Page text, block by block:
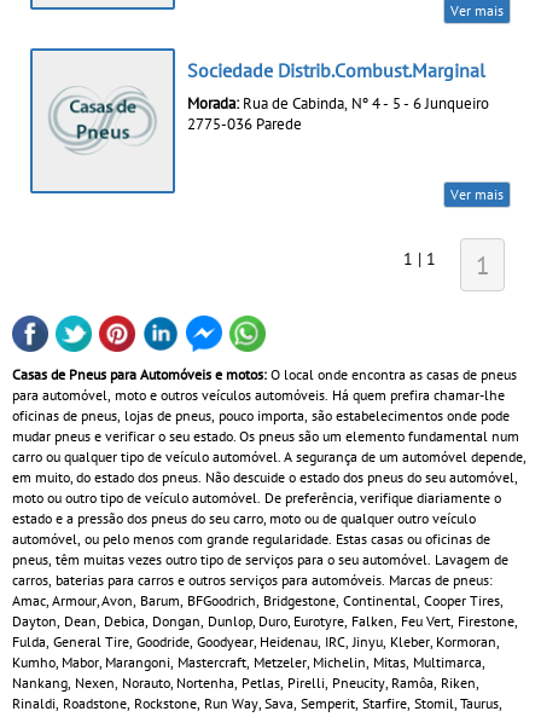
Ver mais
Sociedade Distrib.Combust.Marginal
Morada: Rua de Cabinda, Nº 4 - 5 - 6 Junqueiro
2775-036 Parede
Ver mais
1 | 1 1
Casas de Pneus para Automóveis e motos: O local onde encontra as casas de pneus
para automóvel, moto e outros veículos automóveis. Há quem prefira chamar-lhe
oficinas de pneus, lojas de pneus, pouco importa, são estabelecimentos onde pode
mudar pneus e verificar o seu estado. Os pneus são um elemento fundamental num
carro ou qualquer tipo de veículo automóvel. A segurança de um automóvel depende,
em muito, do estado dos pneus. Não descuide o estado dos pneus do seu automóvel,
moto ou outro tipo de veículo automóvel. De preferência, verifique diariamente o
estado e a pressão dos pneus do seu carro, moto ou de qualquer outro veículo
automóvel, ou pelo menos com grande regularidade. Estas casas ou oficinas de
pneus, têm muitas vezes outro tipo de serviços para o seu automóvel. Lavagem de
carros, baterias para carros e outros serviços para automóveis. Marcas de pneus:
Amac, Armour, Avon, Barum, BFGoodrich, Bridgestone, Continental, Cooper Tires,
Dayton, Dean, Debica, Dongan, Dunlop, Duro, Eurotyre, Falken, Feu Vert, Firestone,
Fulda, General Tire, Goodride, Goodyear, Heidenau, IRC, Jinyu, Kleber, Kormoran,
Kumho, Mabor, Marangoni, Mastercraft, Metzeler, Michelin, Mitas, Multimarca,
Nankang, Nexen, Norauto, Nortenha, Petlas, Pirelli, Pneucity, Ramôa, Riken,
Rinaldi, Roadstone, Rockstone, Run Way, Sava, Semperit, Starfire, Stomil, Taurus,